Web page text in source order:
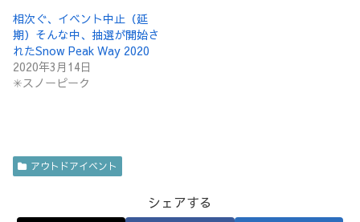
相次ぐ、イベント中止（延
期）そんな中、抽選が開始さ
れたSnow Peak Way 2020
2020年3月14日
✳︎スノーピーク
アウトドアイベント
シェアする